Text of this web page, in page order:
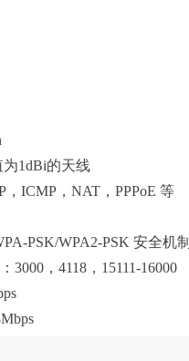
为1dBi的天线
ICMP，NAT，PPPoE 等
PSK/WPA2-PSK 安全机制
3000，4118，15111-16000